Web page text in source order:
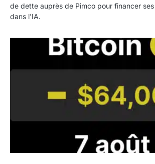
de dette auprès de Pimco pour financer
dans l'IA.
Bitcoin stagne à 64 000 dollars